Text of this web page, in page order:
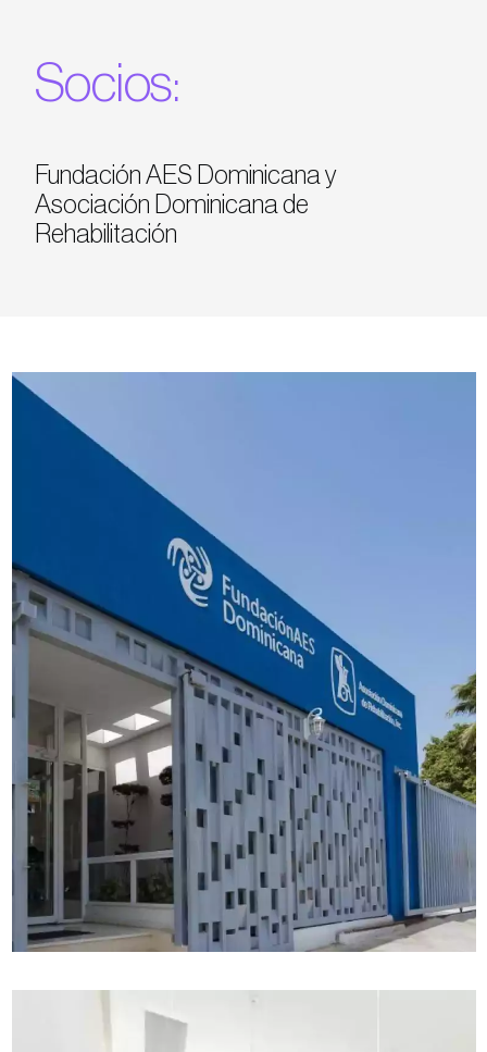
Socios:
Fundación AES Dominicana y
Asociación Dominicana de
Rehabilitación